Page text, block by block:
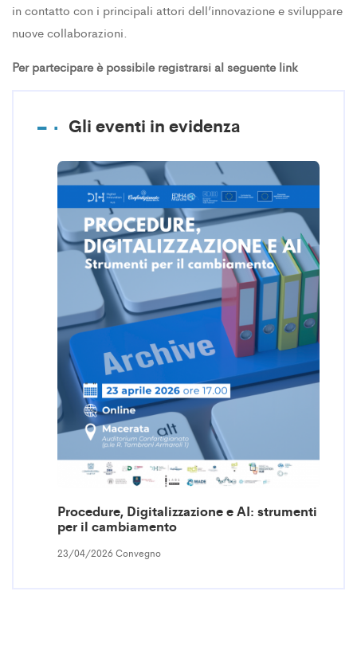
in contatto con i principali attori dell’innovazione e sviluppare
nuove collaborazioni.
Per partecipare è possibile registrarsi al seguentelink
Gli eventi in evidenza
Procedure, Digitalizzazione e AI: strumenti
per il cambiamento
23/04/2026 Convegno